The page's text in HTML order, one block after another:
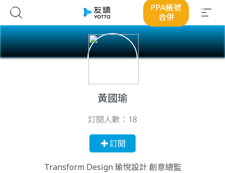
PPA帳號
合併
黃國瑜
訂閱人數： 18
訂閱
Transform Design 瑜悅設計 創意總監